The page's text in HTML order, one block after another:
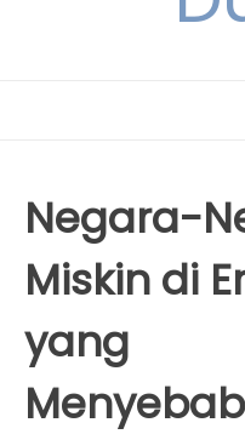
Negara-
Miskin di
yang